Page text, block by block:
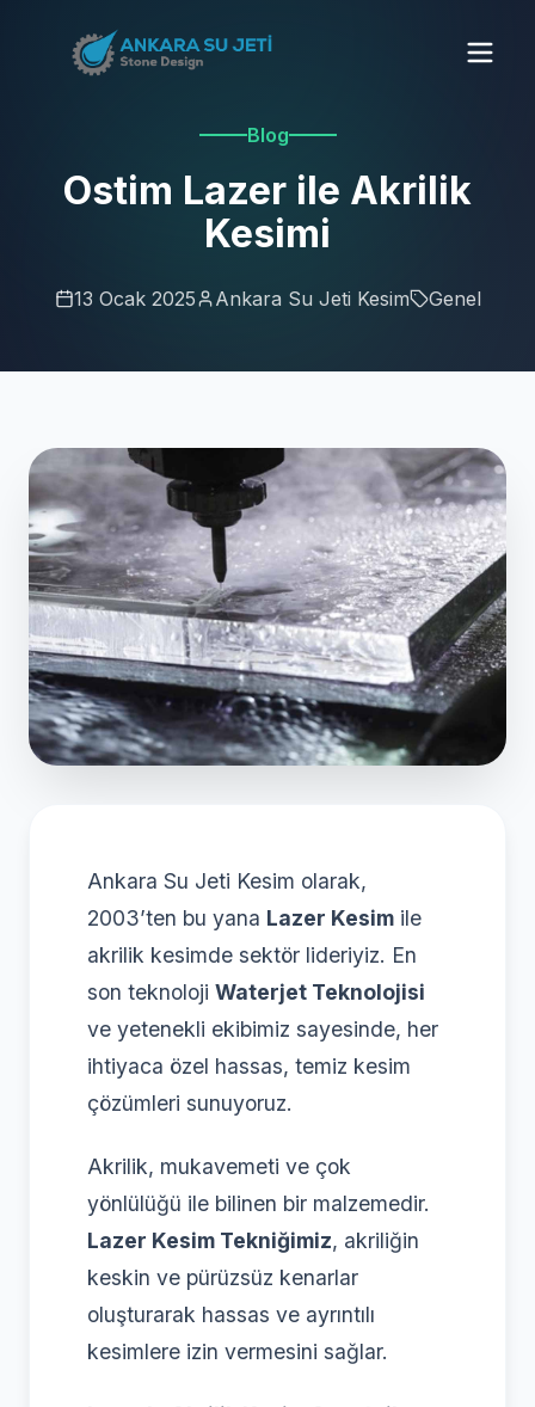
Blog
Ostim Lazer ile Akrilik
Kesimi
13 Ocak 2025 Ankara Su Jeti Kesim Genel
Ankara Su Jeti Kesim olarak,
2003’ten bu yana Lazer Kesim ile
akrilik kesimde sektör lideriyiz. En
son teknoloji Waterjet Teknolojisi
ve yetenekli ekibimiz sayesinde, her
ihtiyaca özel hassas, temiz kesim
çözümleri sunuyoruz.
Akrilik, mukavemeti ve çok
yönlülüğü ile bilinen bir malzemedir.
Lazer Kesim Tekniğimiz, akriliğin
keskin ve pürüzsüz kenarlar
oluşturarak hassas ve ayrıntılı
kesimlere izin vermesini sağlar.